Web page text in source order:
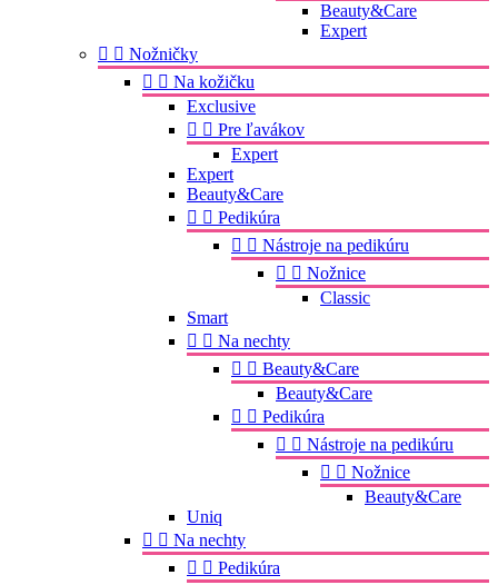
Beauty&Care
Expert
  Nožničky
  Na kožičku
Exclusive
  Pre ľavákov
Expert
Expert
Beauty&Care
  Pedikúra
  Nástroje na pedikúru
  Nožnice
Classic
Smart
  Na nechty
  Beauty&Care
Beauty&Care
  Pedikúra
  Nástroje na pedikúru
  Nožnice
Beauty&Care
Uniq
  Na nechty
  Pedikúra